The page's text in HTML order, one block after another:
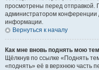
просмотрены перед отправкой.
администратором конференции
информации.
Вернуться к началу
Как мне вновь поднять мою
Щёлкнув по ссылке «Поднять
«поднять» её в верхнюю часть